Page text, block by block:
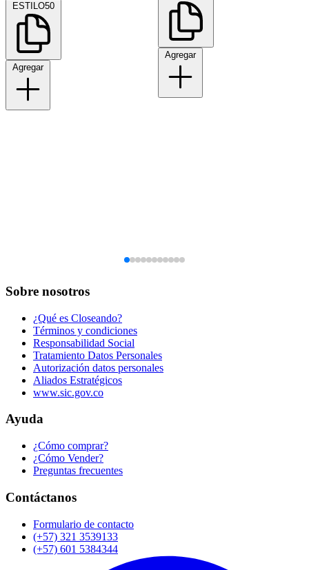
ESTILO50
Agregar
Agregar
Sobre nosotros
¿Qué es Closeando?
Términos y condiciones
Responsabilidad Social
Tratamiento Datos Personales
Autorización datos personales
Aliados Estratégicos
www.sic.gov.co
Ayuda
¿Cómo comprar?
¿Cómo Vender?
Preguntas frecuentes
Contáctanos
Formulario de contacto
(+57) 321 3539133
(+57) 601 5384344